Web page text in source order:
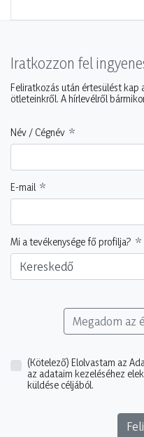
Iratkozzon fel
Feliratkozás után értesülést kap
ötleteinkről. A hírlevélről
Név / Cégnév
E-mail
Mi a tevékenysége fő profilja?
Kereskedő
Megadom az
(Kötelező) Elolvastam az
az adataim kezeléséhez
küldése céljából.